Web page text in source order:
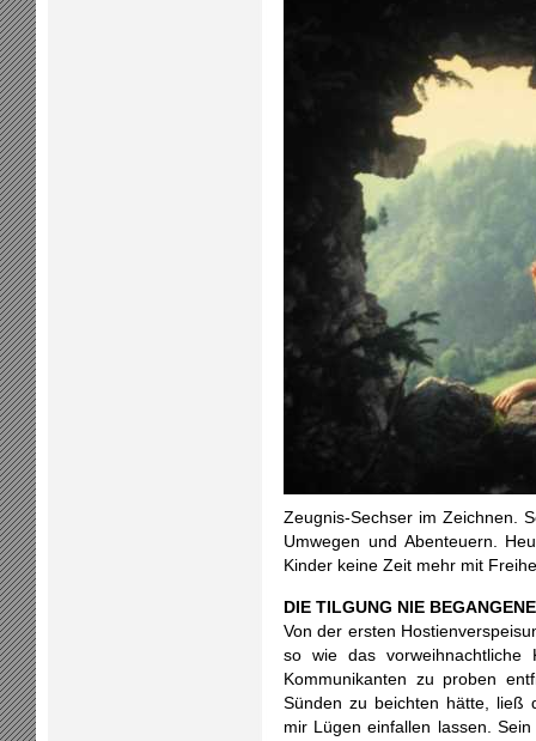
Zeugnis-Sechser im Zeichnen.
Umwegen und Abenteuern.
Kinder keine Zeit mehr mit
DIE TILGUNG NIE
Von der ersten
so wie das vorweihnachtliche
Kommunikanten zu proben
Sünden zu beichten hätte, ließ
mir Lügen einfallen lassen.